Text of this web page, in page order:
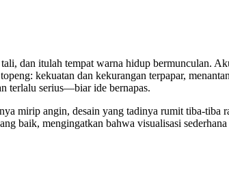
dan itulah tempat warna hidup bermunculan.
kekuatan dan kekurangan terpapar,
terlalu serius—biar ide bernapas.
mirip angin, desain yang tadinya rumit tiba-tiba
baik, mengingatkan bahwa visualisasi